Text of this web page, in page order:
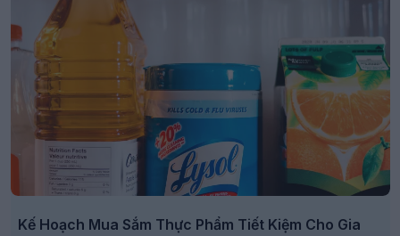
Kế Hoạch Mua Sắm Thực Phẩm Tiết Kiệm Cho Gia